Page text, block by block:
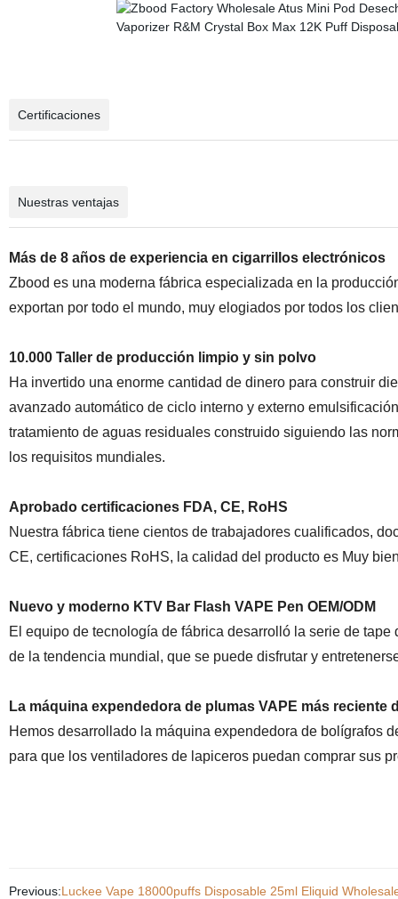
Certificaciones
Nuestras ventajas
Más de 8 años de experiencia en cigarrillos electrónicos
Zbood es una moderna fábrica especializada en la
exportan por todo el mundo, muy elogiados por todos los
10.000 Taller de producción limpio y sin polvo
Ha invertido una enorme cantidad de dinero para construir
avanzado automático de ciclo interno y externo
tratamiento de aguas residuales construido siguiendo las
los requisitos mundiales.
Aprobado certificaciones FDA, CE, RoHS
Nuestra fábrica tiene cientos de trabajadores cualificados,
CE, certificaciones RoHS, la calidad del producto es Muy
Nuevo y moderno KTV Bar Flash VAPE Pen OEM/ODM
El equipo de tecnología de fábrica desarrolló la serie de
de la tendencia mundial, que se puede disfrutar y
La máquina expendedora de plumas VAPE más reciente
Hemos desarrollado la máquina expendedora de bolígrafos
para que los ventiladores de lapiceros puedan comprar sus
Previous:Luckee Vape 18000puffs Disposable 25ml Eliquid